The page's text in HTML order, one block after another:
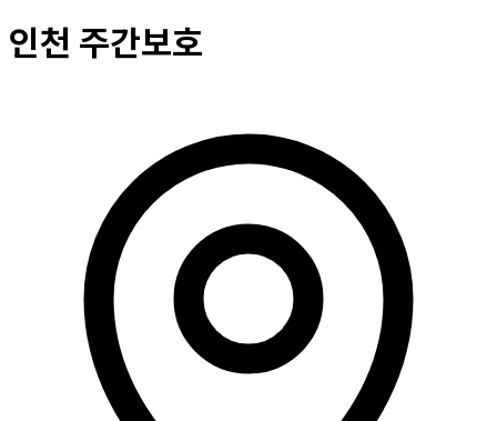
인천 주간보호